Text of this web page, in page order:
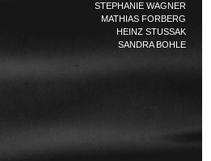
STEPHANIE WAGNER
MATHIAS FORBERG
HEINZ STUSSAK
SANDRA BOHLE